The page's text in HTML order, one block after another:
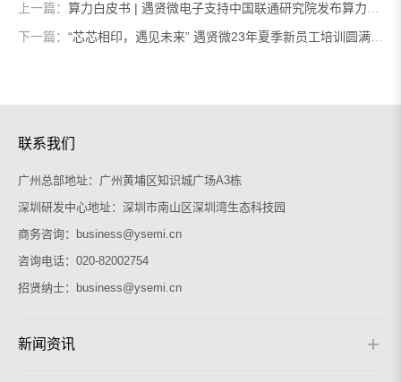
上一篇： 算力白皮书 | 遇贤微电子支持中国联通研究院发布算力服务原生技术方案
下一篇： “芯芯相印，遇见未来” 遇贤微23年夏季新员工培训圆满完成
联系我们
广州总部地址： 广州黄埔区知识城广场A3栋
深圳研发中心地址： 深圳市南山区深圳湾生态科技园
商务咨询：
business@ysemi.cn
咨询电话： 020-82002754
招贤纳士：
business@ysemi.cn
新闻资讯